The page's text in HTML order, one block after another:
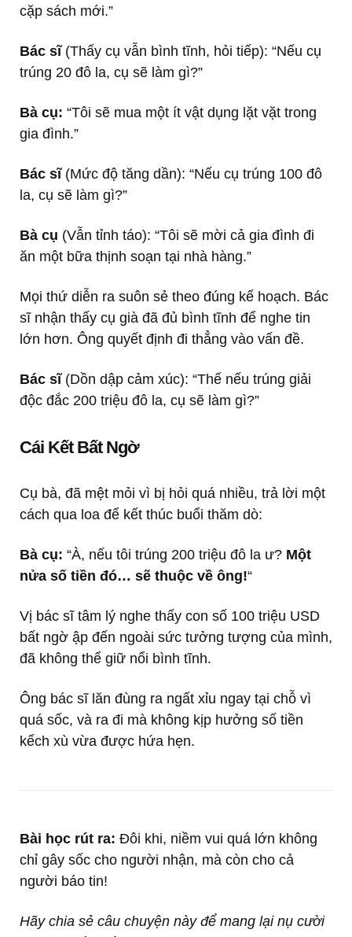
cặp sách mới.”
Bác sĩ(Thấy cụ vẫn bình tĩnh, hỏi tiếp): “Nếu cụ
trúng 20 đô la, cụ sẽ làm gì?”
Bà cụ: “Tôi sẽ mua một ít vật dụng lặt vặt trong
gia đình.”
Bác sĩ(Mức độ tăng dần): “Nếu cụ trúng 100 đô
la, cụ sẽ làm gì?”
Bà cụ (Vẫn tỉnh táo): “Tôi sẽ mời cả gia đình đi
ăn một bữa thịnh soạn tại nhà hàng.”
Mọi thứ diễn ra suôn sẻ theo đúng kế hoạch. Bác
sĩ nhận thấy cụ già đã đủ bình tĩnh để nghe tin
lớn hơn. Ông quyết định đi thẳng vào vấn đề.
Bác sĩ(Dồn dập cảm xúc): “Thế nếu trúng giải
độc đắc 200 triệu đô la, cụ sẽ làm gì?”
Cái Kết Bất Ngờ
Cụ bà, đã mệt mỏi vì bị hỏi quá nhiều, trả lời một
cách qua loa để kết thúc buổi thăm dò:
Bà cụ: “À, nếu tôi trúng 200 triệu đô la ư? Một
nửa số tiền đó… sẽ thuộc về ông!“
Vị bác sĩ tâm lý nghe thấy con số 100 triệu USD
bất ngờ ập đến ngoài sức tưởng tượng của mình,
đã không thể giữ nổi bình tĩnh.
Ông bác sĩ lăn đùng ra ngất xỉu ngay tại chỗ vì
quá sốc, và ra đi mà không kịp hưởng số tiền
kếch xù vừa được hứa hẹn.
Bài học rút ra: Đôi khi, niềm vui quá lớn không
chỉ gây sốc cho người nhận, mà còn cho cả
người báo tin!
Hãy chia sẻ câu chuyện này để mang lại nụ cười